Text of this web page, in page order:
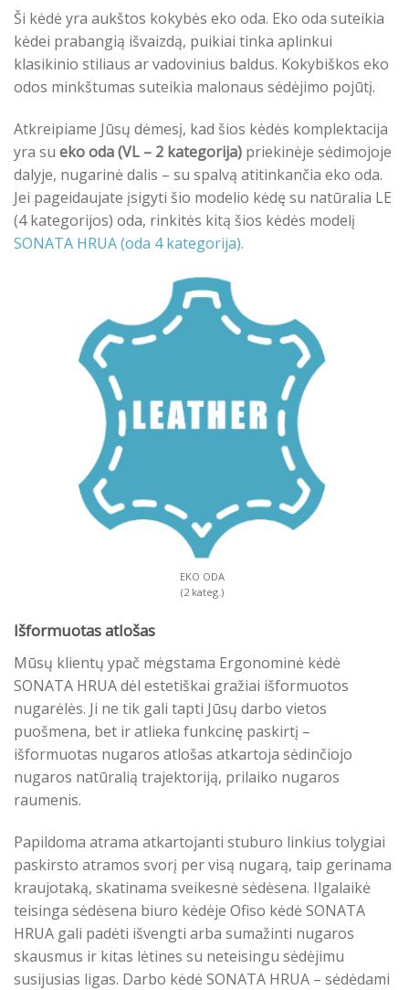
Ši kėdė yra aukštos kokybės eko oda. Eko oda suteikia
kėdei prabangią išvaizdą, puikiai tinka aplinkui
klasikinio stiliaus ar vadovinius baldus. Kokybiškos eko
odos minkštumas suteikia malonaus sėdėjimo pojūtį.
Atkreipiame Jūsų dėmesį, kad šios kėdės komplektacija
yra su eko oda (VL – 2 kategorija) priekinėje sėdimojoje
dalyje, nugarinė dalis – su spalvą atitinkančia eko oda.
Jei pageidaujate įsigyti šio modelio kėdę su natūralia LE
(4 kategorijos) oda, rinkitės kitą šios kėdės modelį
SONATA HRUA (oda 4 kategorija).
EKO ODA
(2 kateg.)
Išformuotas atlošas
Mūsų klientų ypač mėgstama Ergonominė kėdė
SONATA HRUA dėl estetiškai gražiai išformuotos
nugarėlės. Ji ne tik gali tapti Jūsų darbo vietos
puošmena, bet ir atlieka funkcinę paskirtį –
išformuotas nugaros atlošas atkartoja sėdinčiojo
nugaros natūralią trajektoriją, prilaiko nugaros
raumenis.
Papildoma atrama atkartojanti stuburo linkius tolygiai
paskirsto atramos svorį per visą nugarą, taip gerinama
kraujotaką, skatinama sveikesnė sėdėsena. Ilgalaikė
teisinga sėdėsena biuro kėdėje Ofiso kėdė SONATA
HRUA gali padėti išvengti arba sumažinti nugaros
skausmus ir kitas lėtines su neteisingu sėdėjimu
susijusias ligas. Darbo kėdė SONATA HRUA – sėdėdami